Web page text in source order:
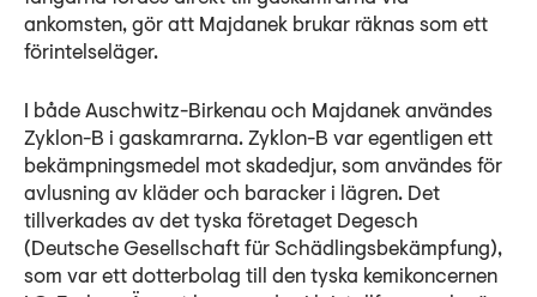
ankomsten, gör att Majdanek brukar räknas som ett
förintelseläger.
I både Auschwitz-Birkenau och Majdanek användes
Zyklon-B i gaskamrarna. Zyklon-B var egentligen ett
bekämpningsmedel mot skadedjur, som användes för
avlusning av kläder och baracker i lägren. Det
tillverkades av det tyska företaget Degesch
(Deutsche Gesellschaft für Schädlingsbekämpfung),
som var ett dotterbolag till den tyska kemikoncernen